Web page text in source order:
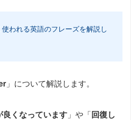
われる英語のフレーズを解説し
」について解説します。
良くなっています 」や「 回復し